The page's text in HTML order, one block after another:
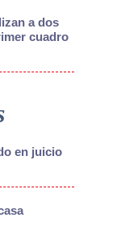
a dos
cuadro
en juicio